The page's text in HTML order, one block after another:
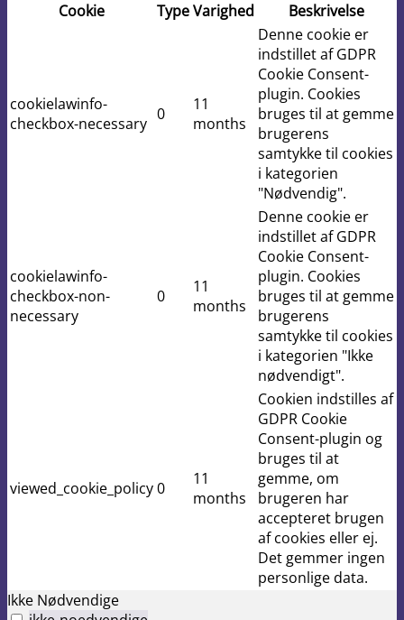
Cookie
TypeVarighed Beskrivelse
cookielawinfo-
checkbox-necessary 0
11
months
Denne cookie er
indstillet af GDPR
Cookie Consent-
plugin. Cookies
bruges til at gemme
brugerens
samtykke til cookies
i kategorien
"Nødvendig".
cookielawinfo-
checkbox-non-
necessary
0
11
months
Denne cookie er
indstillet af GDPR
Cookie Consent-
plugin. Cookies
bruges til at gemme
brugerens
samtykke til cookies
i kategorien "Ikke
nødvendigt".
viewed_cookie_policy0
11
months
Cookien indstilles af
GDPR Cookie
Consent-plugin og
bruges til at
gemme, om
brugeren har
accepteret brugen
af ​​cookies eller ej.
Det gemmer ingen
personlige data.
Ikke Nødvendige